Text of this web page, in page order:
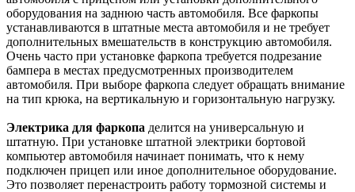
оборудования на заднюю часть автомобиля. Все фаркопы
устанавливаются в штатные места автомобиля и не требует
дополнительных вмешательств в конструкцию автомобиля.
Очень часто при установке фаркопа требуется подрезание
бампера в местах предусмотренных производителем
автомобиля. При выборе фаркопа следует обращать внимание
на тип крюка, на вертикальную и горизонтальную нагрузку.
Электрика для фаркопа делится на универсальную и
штатную. При установке штатной электрики бортовой
компьютер автомобиля начинает понимать, что к нему
подключен прицеп или иное дополнительное оборудование.
Это позволяет перенастроить работу тормозной системы и